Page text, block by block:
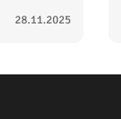
28.11.2025